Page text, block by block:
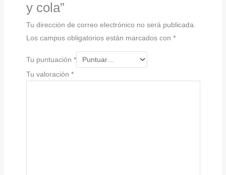
y cola”
Tu dirección de correo electrónico no será publicada.
Los campos obligatorios están marcados con *
Tu puntuación *
Tu valoración *